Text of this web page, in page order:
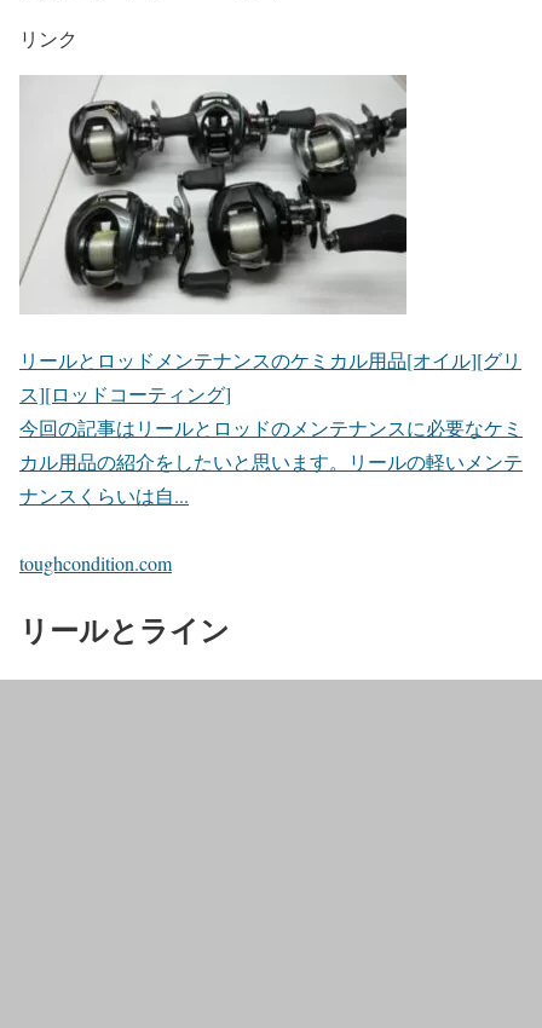
リンク
リールとロッドメンテナンスのケミカル用品[オイル][グリ
ス][ロッドコーティング]
今回の記事はリールとロッドのメンテナンスに必要なケミ
カル用品の紹介をしたいと思います。リールの軽いメンテ
ナンスくらいは自...
toughcondition.com
リールとライン